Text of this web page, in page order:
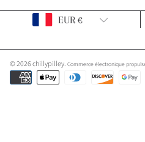
© 2026 chillypilley. Commerce électronique
Modes
de
Pays/Région EUR €